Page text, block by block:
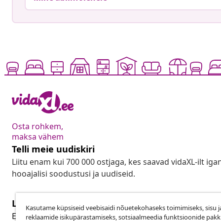
Osta rohkem,
maksa vähem
Telli meie uudiskiri
Liitu enam kui 700 000 ostjaga, kes saavad vidaXL-ilt
hooajalisi soodustusi ja uudiseid.
Lepingust taganemine
Esita oma tellimuse kohta tagastamissoov.
Kasutame küpsiseid veebisaidi nõuetekohaseks toimimiseks, sisu
reklaamide isikupärastamiseks, sotsiaalmeedia funktsioonide